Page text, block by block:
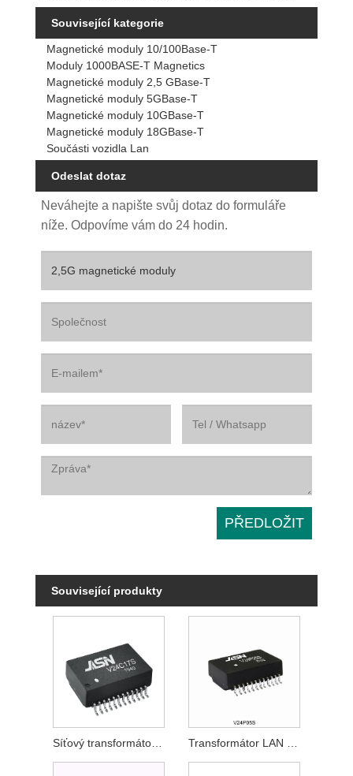
Související kategorie
Magnetické moduly 10/100Base-T
Moduly 1000BASE-T Magnetics
Magnetické moduly 2,5 GBase-T
Magnetické moduly 5GBase-T
Magnetické moduly 10GBase-T
Magnetické moduly 18GBase-T
Součásti vozidla Lan
Odeslat dotaz
Neváhejte a napište svůj dotaz do formuláře
níže. Odpovíme vám do 24 hodin.
Související produkty
Síťový transformátor 2,5 GBase-T